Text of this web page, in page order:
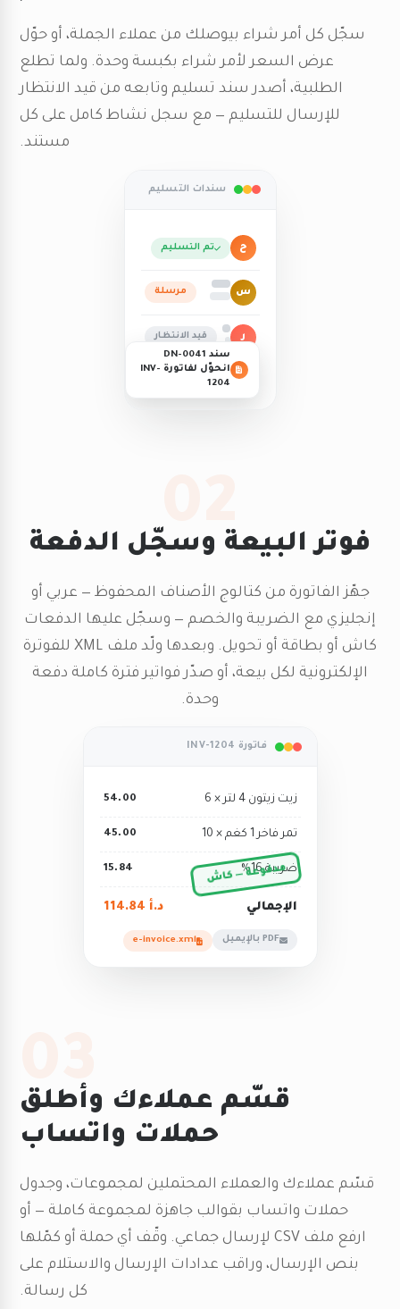
سجّل كل أمر شراء بيوصلك من عملاء الجملة، أو حوّل
عرض السعر لأمر شراء بكبسة وحدة. ولما تطلع
الطلبية، أصدر سند تسليم وتابعه من قيد الانتظار
للإرسال للتسليم — مع سجل نشاط كامل على كل
مستند.
سندات التسليم
ح تم التسليم
س مرسلة
ر
قيد الانتظار
سند DN-0041
انحوّل لفاتورة INV-
1204
02
فوتر البيعة وسجّل الدفعة
جهّز الفاتورة من كتالوج الأصناف المحفوظ — عربي أو
إنجليزي مع الضريبة والخصم — وسجّل عليها الدفعات
كاش أو بطاقة أو تحويل. وبعدها ولّد ملف XML للفوترة
الإلكترونية لكل بيعة، أو صدّر فواتير فترة كاملة دفعة
وحدة.
فاتورة INV-1204
زيت زيتون 4 لتر × 6 54.00
تمر فاخر 1 كغم × 10 45.00
ضريبة 16% 15.84
الإجمالي 114.84 د.أ
PDF بالإيميل e-invoice.xml
مدفوعة — كاش
03
قسّم عملاءك وأطلق
حملات واتساب
قسّم عملاءك والعملاء المحتملين لمجموعات، وجدول
حملات واتساب بقوالب جاهزة لمجموعة كاملة — أو
ارفع ملف CSV لإرسال جماعي. وقّف أي حملة أو كمّلها
بنص الإرسال، وراقب عدادات الإرسال والاستلام على
كل رسالة.